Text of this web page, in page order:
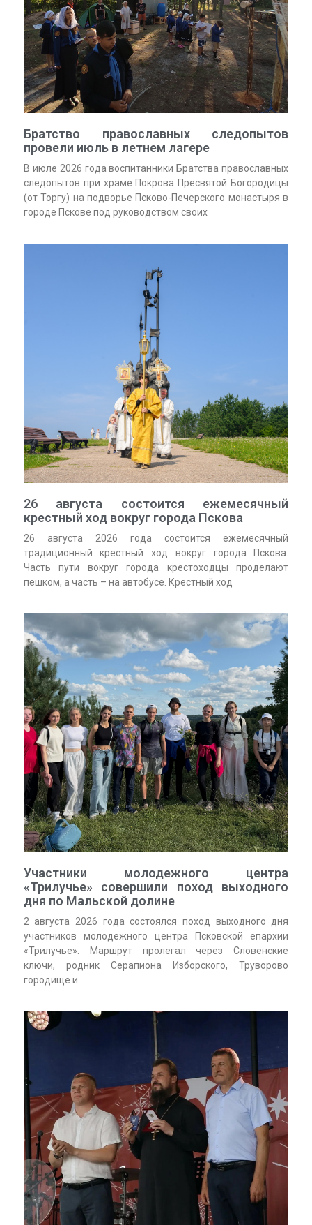
Братство православных следопытов
провели июль в летнем лагере
В июле 2026 года воспитанники Братства православных
следопытов при храме Покрова Пресвятой Богородицы
(от Торгу) на подворье Псково-Печерского монастыря в
городе Пскове под руководством своих
26 августа состоится ежемесячный
крестный ход вокруг города Пскова
26 августа 2026 года состоится ежемесячный
традиционный крестный ход вокруг города Пскова.
Часть пути вокруг города крестоходцы проделают
пешком, а часть – на автобусе. Крестный ход
Участники молодежного центра
«Трилучье» совершили поход выходного
дня по Мальской долине
2 августа 2026 года состоялся поход выходного дня
участников молодежного центра Псковской епархии
«Трилучье». Маршрут пролегал через Словенские
ключи, родник Серапиона Изборского, Труворово
городище и